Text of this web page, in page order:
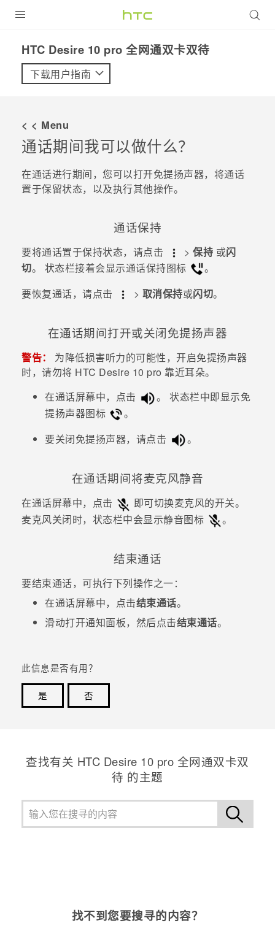
VIVE
支持帮助
在线客服
HTC Desire 10 pro 全网通双卡双待‎
下载用户指南
< < Menu
通话期间我可以做什么？
在通话进行期间，您可以打开免提扬声器，将通话
置于保留状态，以及执行其他操作。
通话保持
要将通话置于保持状态，请点击 > 保持 或闪
切。 状态栏接着会显示通话保持图标
。
要恢复通话，请点击
> 取消保持或闪切。
在通话期间打开或关闭免提扬声器
警告：
为降低损害听力的可能性，开启免提扬声器
时，请勿将 HTC Desire 10 pro 靠近耳朵。
在通话屏幕中，点击
。 状态栏中即显示免
提扬声器图标
。
要关闭免提扬声器，请点击
。
在通话期间将麦克风静音
在通话屏幕中，点击
即可切换麦克风的开关。
麦克风关闭时，状态栏中会显示静音图标
。
结束通话
要结束通话，可执行下列操作之一：
在通话屏幕中，点击结束通话。
滑动打开通知面板，然后点击结束通话。
此信息是否有用？
是
否
查找有关 HTC Desire 10 pro 全网通双卡双
待 的主题
找不到您要搜寻的内容？